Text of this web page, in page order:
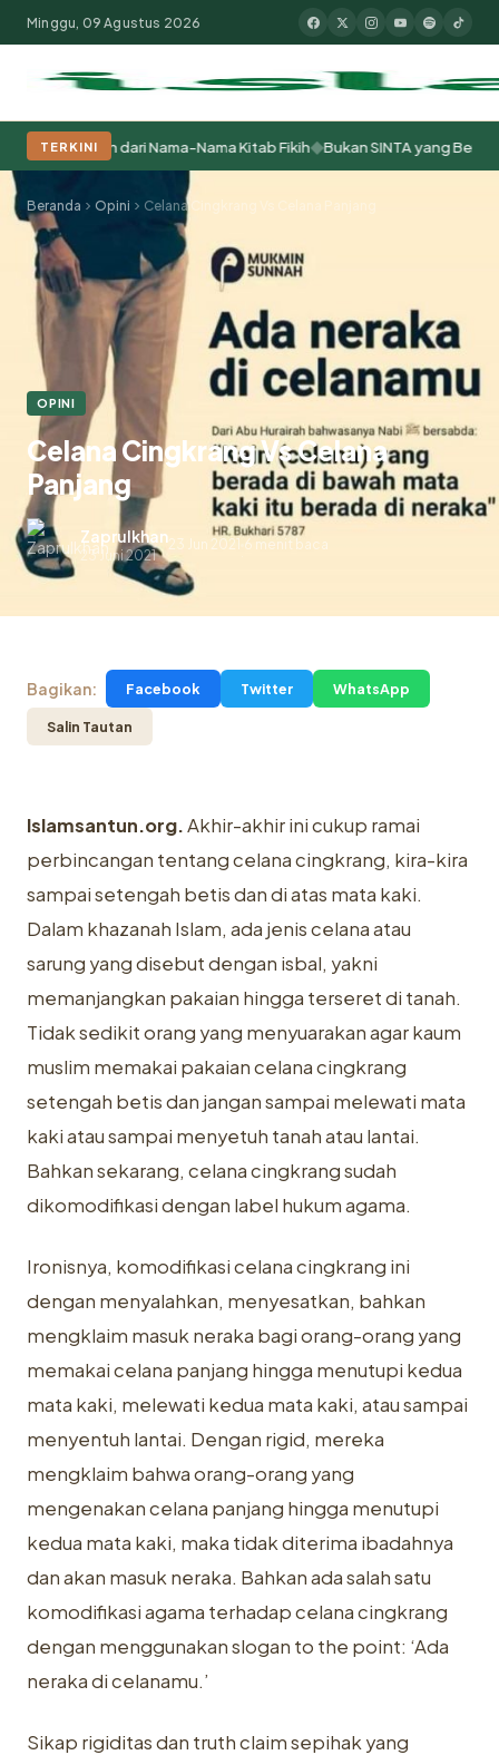
Populer:Moderasi BeragamaKhutbah JumatPesantrenTokoh
Minggu, 09 Agustus 2026
TERKINI
dari Nama-Nama Kitab Fikih◆Bukan SINTA yang Bermasalah,
Beranda Opini Celana Cingkrang Vs Celana Panjang
OPINI
Celana Cingkrang Vs Celana
Panjang
Zaprulkhan
23 Juni 2021
23 Jun 2021 6 menit baca
Bagikan: Facebook Twitter WhatsApp
Salin Tautan
Islamsantun.org.Akhir-akhir ini cukup ramai
perbincangan tentang celana cingkrang, kira-kira
sampai setengah betis dan di atas mata kaki.
Dalam khazanah Islam, ada jenis celana atau
sarung yang disebut dengan isbal, yakni
memanjangkan pakaian hingga terseret di tanah.
Tidak sedikit orang yang menyuarakan agar kaum
muslim memakai pakaian celana cingkrang
setengah betis dan jangan sampai melewati mata
kaki atau sampai menyetuh tanah atau lantai.
Bahkan sekarang, celana cingkrang sudah
dikomodifikasi dengan label hukum agama.
Ironisnya, komodifikasi celana cingkrang ini
dengan menyalahkan, menyesatkan, bahkan
mengklaim masuk neraka bagi orang-orang yang
memakai celana panjang hingga menutupi kedua
mata kaki, melewati kedua mata kaki, atau sampai
menyentuh lantai. Dengan rigid, mereka
mengklaim bahwa orang-orang yang
mengenakan celana panjang hingga menutupi
kedua mata kaki, maka tidak diterima ibadahnya
dan akan masuk neraka. Bahkan ada salah satu
komodifikasi agama terhadap celana cingkrang
dengan menggunakan slogan to the point: ‘Ada
neraka di celanamu.’
Sikap rigiditas dan truth claim sepihak yang